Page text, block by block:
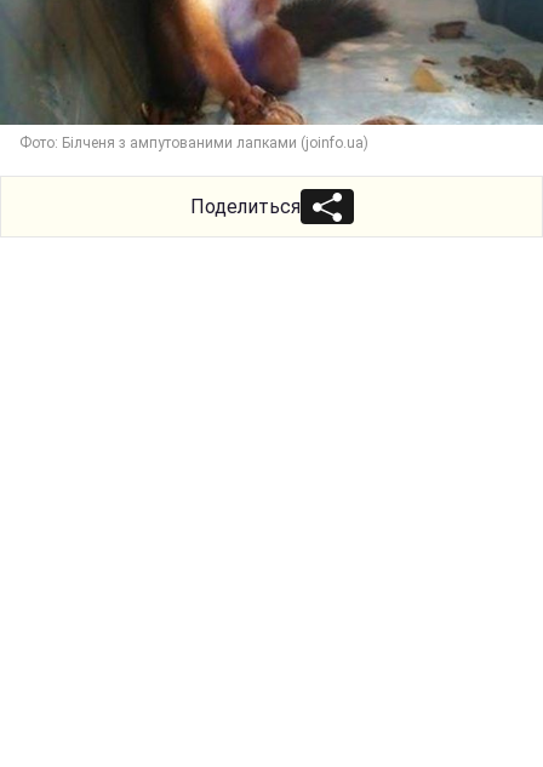
Фото: Білченя з ампутованими лапками (joinfo.ua)
Поделиться